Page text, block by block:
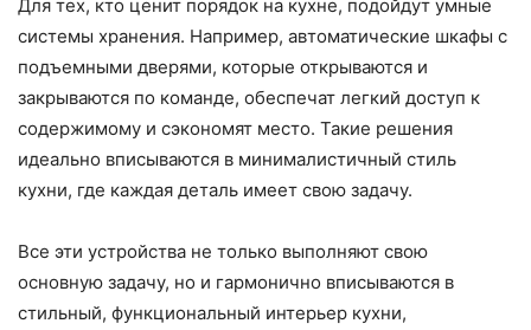
Для тех, кто ценит порядок на кухне, подойдут умные
системы хранения. Например, автоматические шкафы с
подъемными дверями, которые открываются и
закрываются по команде, обеспечат легкий доступ к
содержимому и сэкономят место. Такие решения
идеально вписываются в минималистичный стиль
кухни, где каждая деталь имеет свою задачу.
Все эти устройства не только выполняют свою
основную задачу, но и гармонично вписываются в
стильный, функциональный интерьер кухни,